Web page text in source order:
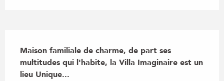
Maison familiale de charme, de part ses
multitudes qui l'habite, la Villa Imaginaire est un
lieu Unique...